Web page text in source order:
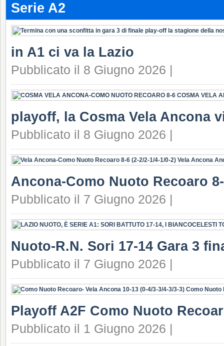
Serie A2
in A1 ci va la Lazio
Pubblicato il 8 Giugno 2026 |
playoff, la Cosma Vela Ancona
Pubblicato il 8 Giugno 2026 |
Ancona-Como Nuoto Recoaro
Pubblicato il 7 Giugno 2026 |
Nuoto-R.N. Sori 17-14 Gara 3
Pubblicato il 7 Giugno 2026 |
Playoff A2F Como Nuoto
Pubblicato il 1 Giugno 2026 |